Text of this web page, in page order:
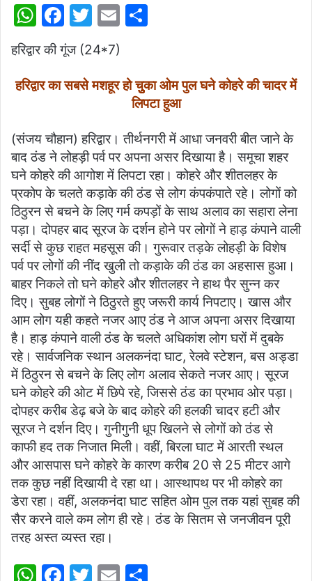
W
at
s
p
F
a
c
e
o
o
k
T
itt
er
E
l
e
हरिद्वार की गूंज (24*7)
हरिद्वार का सबसे मशहूर हो चुुुका ओम पुल घने कोहरे की चादर में
लिपटा हुआ
(संजय चौहान) हरिद्वार। तीर्थनगरी में आधा जनवरी बीत जाने के
बाद ठंड ने लोहड़ी पर्व पर अपना असर दिखाया है। समूचा शहर
घने कोहरे की आगोश में लिपटा रहा। कोहरे और शीतलहर के
प्रकोप के चलते कड़ाके की ठंड से लोग कंपकंपाते रहे। लोगों को
ठिठुरन से बचने के लिए गर्म कपड़ों के साथ अलाव का सहारा लेना
पड़ा। दोपहर बाद सूरज के दर्शन होने पर लोगों ने हाड़ कंपाने वाली
सर्दी से कुछ राहत महसूस की। गुरूवार तड़के लोहड़ी के विशेष
पर्व पर लोगों की नींद खुली तो कड़ाके की ठंड का अहसास हुआ।
बाहर निकले तो घने कोहरे और शीतलहर ने हाथ पैर सुन्न कर
दिए। सुबह लोगों ने ठिठुरते हुए जरूरी कार्य निपटाए। खास और
आम लोग यही कहते नजर आए ठंड ने आज अपना असर दिखाया
है। हाड़ कंपाने वाली ठंड के चलते अधिकांश लोग घरों में दुबके
रहे। सार्वजनिक स्थान अलकनंदा घाट, रेलवे स्टेशन, बस अड्डा
में ठिठुरन से बचने के लिए लोग अलाव सेकते नजर आए। सूरज
घने कोहरे की ओट में छिपे रहे, जिससे ठंड का प्रभाव ओर पड़ा।
दोपहर करीब डेढ़ बजे के बाद कोहरे की हलकी चादर हटी और
सूरज ने दर्शन दिए। गुनीगुनी धूप खिलने से लोगों को ठंड से
काफी हद तक निजात मिली। वहीं,‌ बिरला घाट में आरती स्थल
और आसपास घने कोहरे के कारण करीब 20 से 25 मीटर आगे
तक कुछ नहीं दिखायी दे रहा था। आस्थापथ पर भी कोहरे का
डेरा रहा। वहीं, अलकनंदा घाट सहित ओम पुल तक यहां सुबह की
सैर करने वाले कम लोग ही रहे। ठंड के सितम से जनजीवन पूरी
तरह अस्त व्यस्त रहा।
W F T E